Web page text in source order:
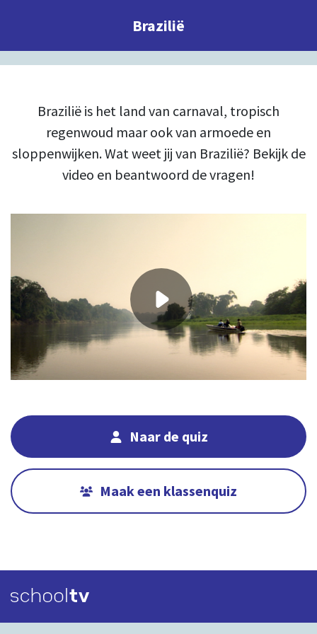
Brazilië
Brazilië is het land van carnaval, tropisch
regenwoud maar ook van armoede en
sloppenwijken. Wat weet jij van Brazilië? Bekijk de
video en beantwoord de vragen!
00:00 03:36
Naar de quiz
Maak een klassenquiz